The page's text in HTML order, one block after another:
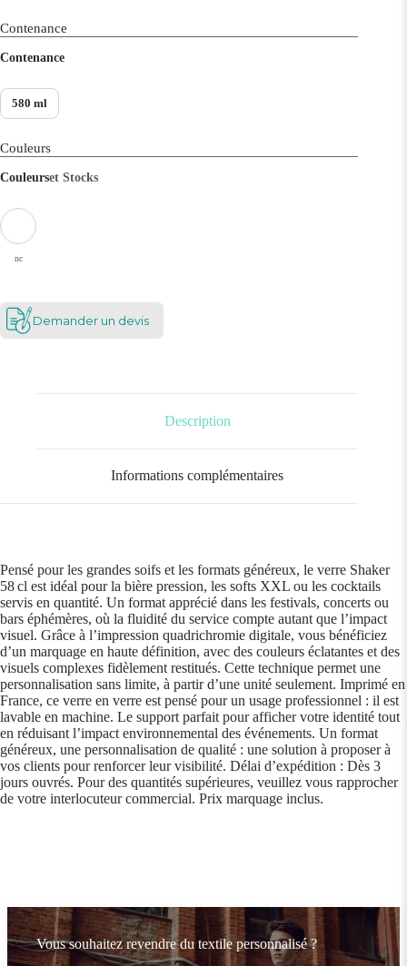
Contenance
Contenance
580 ml
Couleurs
Couleurset Stocks
nc
Demander un devis
Description
Informations complémentaires
Pensé pour les grandes soifs et les formats généreux, le verre Shaker
58 cl est idéal pour la bière pression, les softs XXL ou les cocktails
servis en quantité. Un format apprécié dans les festivals, concerts ou
bars éphémères, où la fluidité du service compte autant que l’impact
visuel. Grâce à l’impression quadrichromie digitale, vous bénéficiez
d’un marquage en haute définition, avec des couleurs éclatantes et des
visuels complexes fidèlement restitués. Cette technique permet une
personnalisation sans limite, à partir d’une unité seulement. Imprimé en
France, ce verre en verre est pensé pour un usage professionnel : il est
lavable en machine. Le support parfait pour afficher votre identité tout
en réduisant l’impact environnemental des événements. Un format
généreux, une personnalisation de qualité : une solution à proposer à
vos clients pour renforcer leur visibilité. Délai d’expédition : Dès 3
jours ouvrés. Pour des quantités supérieures, veuillez vous rapprocher
de votre interlocuteur commercial. Prix marquage inclus.
Vous souhaitez revendre du textile personnalisé ?